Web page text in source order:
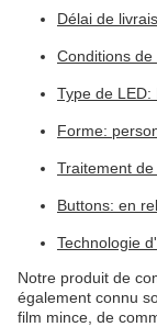
Délai de
Conditions
Type de LED:
Forme:
Traitement
Buttons: en
Technologie
Notre produit de
également connu
film mince, de